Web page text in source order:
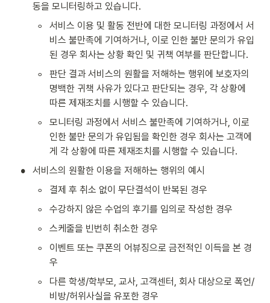
동을 모니터링하고 있습니다.
◦
서비스 이용 및 활동 전반에 대한 모니터링 과정에서 서
비스 불만족에 기여하거나, 이로 인한 불만 문의가 유입
된 경우 회사는 상황 확인 및 귀책 여부를 판단합니다.
◦
판단 결과 서비스의 원활을 저해하는 행위에 보호자의
명백한 귀책 사유가 있다고 판단되는 경우, 각 상황에
따른 제재조치를 시행할 수 있습니다.
◦
모니터링 과정에서 서비스 불만족에 기여하거나, 이로
인한 불만 문의가 유입됨을 확인한 경우 회사는 고객에
게 각 상황에 따른 제재조치를 시행할 수 있습니다.
• 서비스의 원활한 이용을 저해하는 행위의 예시
◦ 결제 후 취소 없이 무단결석이 반복된 경우
◦ 수강하지 않은 수업의 후기를 임의로 작성한 경우
◦ 스케줄을 빈번히 취소한 경우
◦
이벤트 또는 쿠폰의 어뷰징으로 금전적인 이득을 본 경
우
◦
다른 학생/학부모, 교사, 고객센터, 회사 대상으로 폭언/
비방/허위사실을 유포한 경우